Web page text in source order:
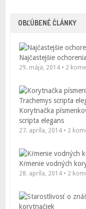
OBĽÚBENÉ ČLÁNKY
Najčastejšie
29. mája, 2014 • 2
Korytnačka
scripta elegans
27. apríla, 2014 • 2
Kŕmenie vodných
28. apríla, 2014 • 2